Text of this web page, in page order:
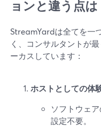
ョンと違う点は
StreamYardは全てを一
く、コンサルタントが
ーカスしています：
ホストとしての体
ソフトウェ
設定不要。